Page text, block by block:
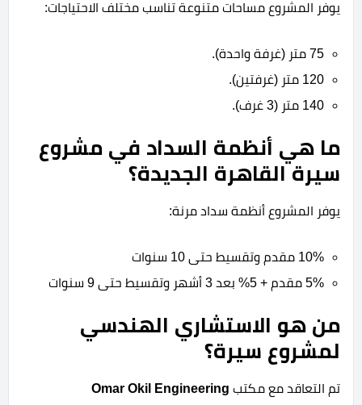
يوفر المشروع مساحات متنوعة تناسب مختلف الاحتياجات:
75 متر (غرفة واحدة).
120 متر (غرفتين).
140 متر (3 غرف).
ما هي أنظمة السداد في مشروع
سيرة القاهرة الجديدة؟
يوفر المشروع أنظمة سداد مرنة:
10% مقدم وتقسيط حتى 10 سنوات
5% مقدم + 5% بعد 3 أشهر وتقسيط حتى 9 سنوات
من هو الاستشاري الهندسي
لمشروع سيرة؟
تم التعاقد مع مكتب Omar Okil Engineering